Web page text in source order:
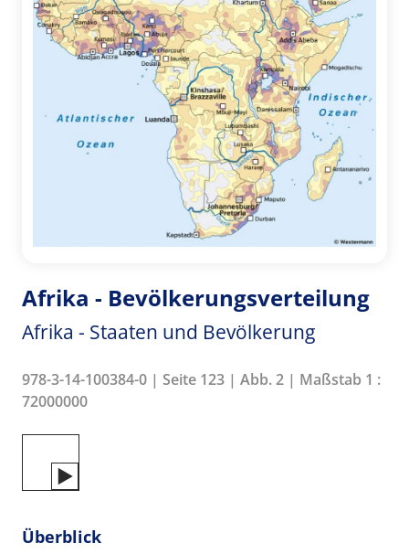
Afrika - Bevölkerungsverteilung
Afrika - Staaten und Bevölkerung
978-3-14-100384-0 | Seite 123 | Abb. 2 | Maßstab 1 :
72000000
Überblick